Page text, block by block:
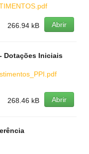
Abrir
266.94 kB
Dotações Iniciais
Abrir
268.46 kB